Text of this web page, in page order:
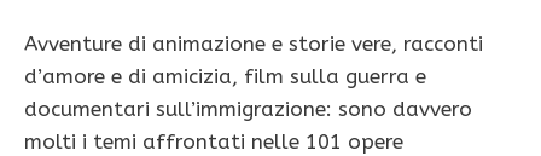
Avventure di animazione e storie vere, racconti
d’amore e di amicizia, film sulla guerra e
documentari sull’immigrazione: sono davvero
molti i temi affrontati nelle 101 opere